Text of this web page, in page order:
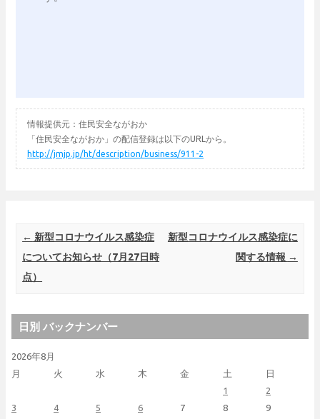
情報提供元：住民安全ながおか
「住民安全ながおか」の配信登録は以下のURLから。
http://jmjp.jp/ht/description/business/911-2
Post navigation
← 新型コロナウイルス感染症
についてお知らせ（7月27日時
点）
新型コロナウイルス感染症に
関する情報 →
日別 バックナンバー
2026年8月
月
火 水 木 金 土 日
1
2
3
4 5 6 7 8
9